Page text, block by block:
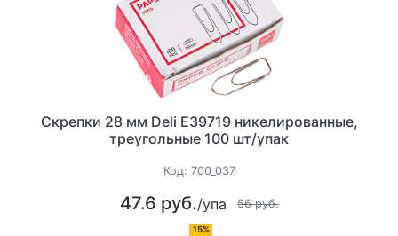
Скрепки 28 мм Deli E39719 никелированные,
треугольные 100 шт/упак
Код: 700_037
47.6 руб./упа 56 руб.
15%